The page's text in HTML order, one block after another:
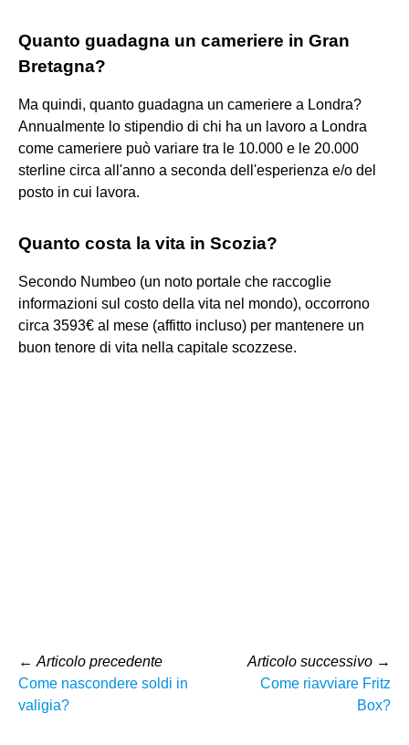
Quanto guadagna un cameriere in Gran
Bretagna?
Ma quindi, quanto guadagna un cameriere a Londra?
Annualmente lo stipendio di chi ha un lavoro a Londra
come cameriere può variare tra le 10.000 e le 20.000
sterline circa all'anno a seconda dell'esperienza e/o del
posto in cui lavora.
Quanto costa la vita in Scozia?
Secondo Numbeo (un noto portale che raccoglie
informazioni sul costo della vita nel mondo), occorrono
circa 3593€ al mese (affitto incluso) per mantenere un
buon tenore di vita nella capitale scozzese.
← Articolo precedente
Come nascondere soldi in
valigia?
Articolo successivo →
Come riavviare Fritz
Box?